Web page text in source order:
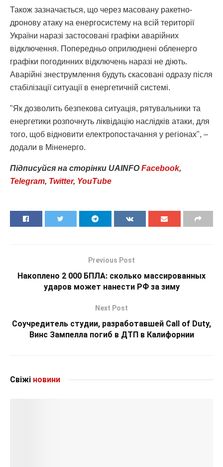
Також зазначається, що через масовану ракетно-
дронову атаку на енергосистему на всій території
України наразі застосовані графіки аварійних
відключення. Попередньо оприлюднені обленерго
графіки погодинних відключень наразі не діють.
Аварійні знеструмлення будуть скасовані одразу після
стабілізації ситуації в енергетичній системі.
"Як дозволить безпекова ситуація, рятувальники та
енергетики розпочнуть ліквідацію наслідків атаки, для
того, щоб відновити електропостачання у регіонах", –
додали в Міненерго.
Підписуйся на сторінки UAINFOFacebook,
Telegram, Twitter, YouTube
Previous Post
Накоплено 2 000 БПЛА: сколько массированных
ударов может нанести РФ за зиму
Next Post
Соучредитель студии, разработавшей Call of Duty,
Винс Зампелла погиб в ДТП в Калифорнии
Свіжі новини